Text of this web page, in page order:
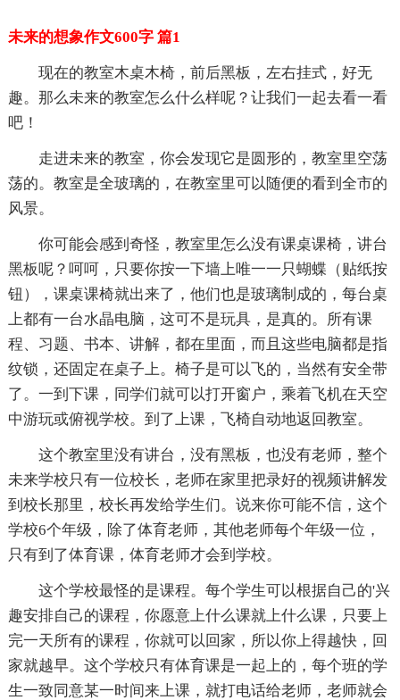
未来的想象作文600字 篇1
现在的教室木桌木椅，前后黑板，左右挂式，好无
趣。那么未来的教室怎么什么样呢？让我们一起去看一看
吧！
走进未来的教室，你会发现它是圆形的，教室里空荡
荡的。教室是全玻璃的，在教室里可以随便的看到全市的
风景。
你可能会感到奇怪，教室里怎么没有课桌课椅，讲台
黑板呢？呵呵，只要你按一下墙上唯一一只蝴蝶（贴纸按
钮），课桌课椅就出来了，他们也是玻璃制成的，每台桌
上都有一台水晶电脑，这可不是玩具，是真的。所有课
程、习题、书本、讲解，都在里面，而且这些电脑都是指
纹锁，还固定在桌子上。椅子是可以飞的，当然有安全带
了。一到下课，同学们就可以打开窗户，乘着飞机在天空
中游玩或俯视学校。到了上课，飞椅自动地返回教室。
这个教室里没有讲台，没有黑板，也没有老师，整个
未来学校只有一位校长，老师在家里把录好的视频讲解发
到校长那里，校长再发给学生们。说来你可能不信，这个
学校6个年级，除了体育老师，其他老师每个年级一位，
只有到了体育课，体育老师才会到学校。
这个学校最怪的是课程。每个学生可以根据自己的'兴
趣安排自己的课程，你愿意上什么课就上什么课，只要上
完一天所有的课程，你就可以回家，所以你上得越快，回
家就越早。这个学校只有体育课是一起上的，每个班的学
生一致同意某一时间来上课，就打电话给老师，老师就会